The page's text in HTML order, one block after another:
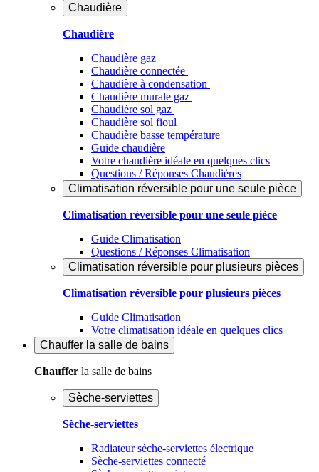
Chaudière
Chaudière
Chaudière gaz
Chaudière connectée
Chaudière à condensation
Chaudière murale gaz
Chaudière sol gaz
Chaudière sol fioul
Chaudière basse température
Guide chaudière
Votre chaudière idéale en quelques clics
Questions / Réponses Chaudières
Climatisation réversible pour une seule pièce
Climatisation réversible pour une seule pièce
Guide Climatisation
Questions / Réponses Climatisation
Climatisation réversible pour plusieurs pièces
Climatisation réversible pour plusieurs pièces
Guide Climatisation
Votre climatisation idéale en quelques clics
Chauffer la salle de bains
Chauffer la salle de bains
Sèche-serviettes
Sèche-serviettes
Radiateur sèche-serviettes électrique
Sèche-serviettes connecté